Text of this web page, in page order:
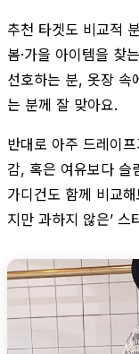
추천 타겟도 비교적
봄·가을 아이템을 찾
선호하는 분, 옷장 속
는 분께 잘 맞아요.
반대로 아주 드레이
감, 혹은 여유보다 슬
가디건도 함께 비교
지만 과하지 않은’